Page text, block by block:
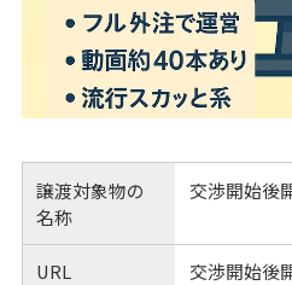
譲渡対象物の
名称
交渉開始後
URL 交渉開始後